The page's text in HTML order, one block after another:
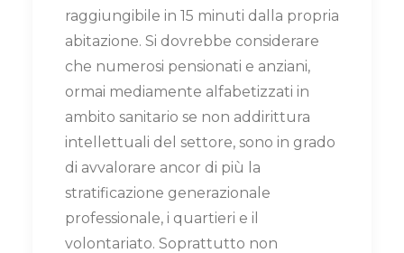
raggiungibile in 15 minuti dalla propria
abitazione. Si dovrebbe considerare
che numerosi pensionati e anziani,
ormai mediamente alfabetizzati in
ambito sanitario se non addirittura
intellettuali del settore, sono in grado
di avvalorare ancor di più la
stratificazione generazionale
professionale, i quartieri e il
volontariato. Soprattutto non